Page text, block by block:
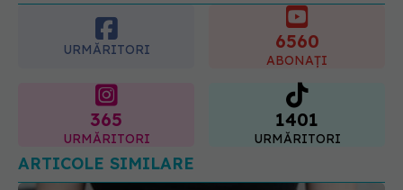
URMĂRITORI 6560
ABONAȚI
365
URMĂRITORI
1401
URMĂRITORI
ARTICOLE SIMILARE